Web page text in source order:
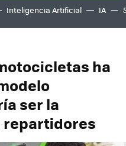
Inteligencia Artificial IA
ha
ser la
repartidores